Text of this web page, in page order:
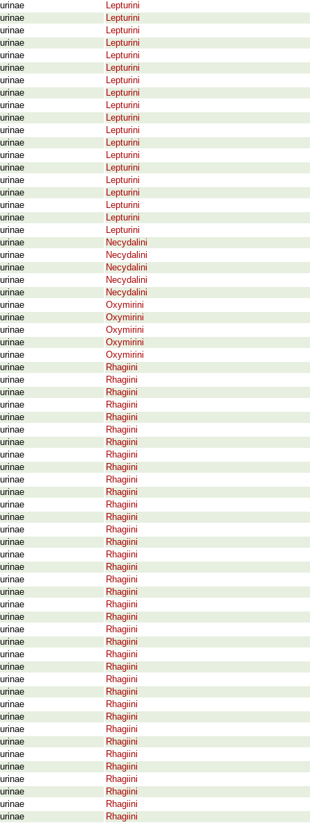
Lepturini
Lepturini
Lepturini
Lepturini
Lepturini
Lepturini
Lepturini
Lepturini
Lepturini
Lepturini
Lepturini
Lepturini
Lepturini
Lepturini
Lepturini
Lepturini
Lepturini
Lepturini
Lepturini
Necydalini
Necydalini
Necydalini
Necydalini
Necydalini
Oxymirini
Oxymirini
Oxymirini
Oxymirini
Oxymirini
Rhagiini
Rhagiini
Rhagiini
Rhagiini
Rhagiini
Rhagiini
Rhagiini
Rhagiini
Rhagiini
Rhagiini
Rhagiini
Rhagiini
Rhagiini
Rhagiini
Rhagiini
Rhagiini
Rhagiini
Rhagiini
Rhagiini
Rhagiini
Rhagiini
Rhagiini
Rhagiini
Rhagiini
Rhagiini
Rhagiini
Rhagiini
Rhagiini
Rhagiini
Rhagiini
Rhagiini
Rhagiini
Rhagiini
Rhagiini
Rhagiini
Rhagiini
Rhagiini